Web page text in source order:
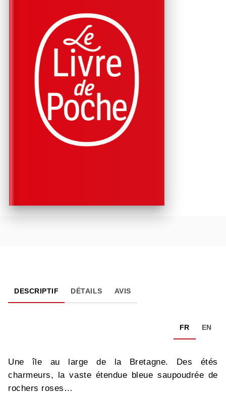
DESCRIPTIF DÉTAILS AVIS
FR EN
Une île au large de la Bretagne. Des étés
charmeurs, la vaste étendue bleue saupoudrée de
rochers roses…